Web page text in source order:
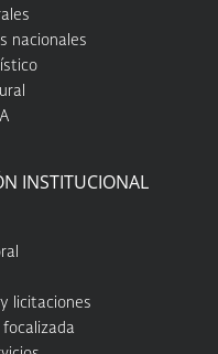
nacionales
INSTITUCIONAL
licitaciones
focalizada